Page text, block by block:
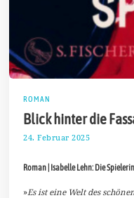
ROMAN
Blick hinter die
24. Februar 2025
ä
z
Roman | Isabelle Lehn: Die Spielerin
»Es ist eine Welt des